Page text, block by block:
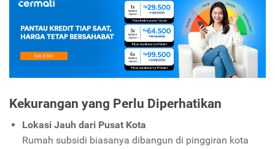
Kekurangan yang Perlu Diperhatikan
Lokasi Jauh dari Pusat Kota
Rumah subsidi biasanya dibangun di pinggiran kota